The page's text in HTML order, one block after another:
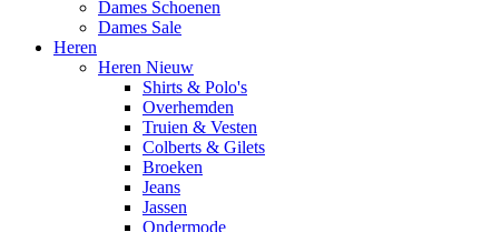
Dames Schoenen
Dames Sale
Heren
Heren Nieuw
Shirts & Polo's
Overhemden
Truien & Vesten
Colberts & Gilets
Broeken
Jeans
Jassen
Ondermode